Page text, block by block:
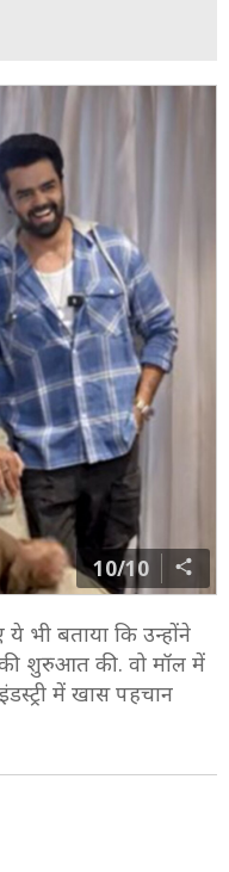
10/10
भी बताया कि उन्होंने
शुरुआत की. वो मॉल में
में खास पहचान